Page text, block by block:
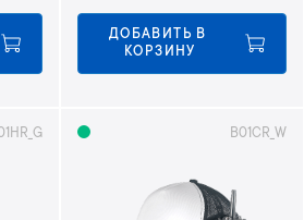
ДОБАВИТЬ В
КОРЗИНУ
B01CR_W